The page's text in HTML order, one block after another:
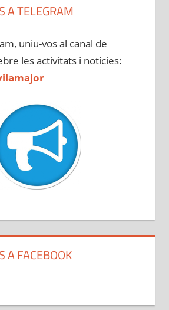
A TELEGRAM
uniu-vos al canal de
les activitats i notícies:
A FACEBOOK